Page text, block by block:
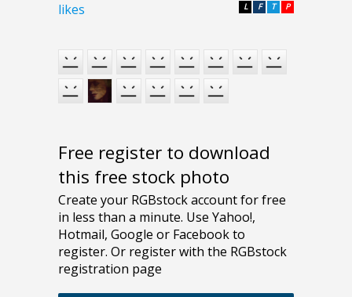
likes P
T
F
L
Free register to download
this free stock photo